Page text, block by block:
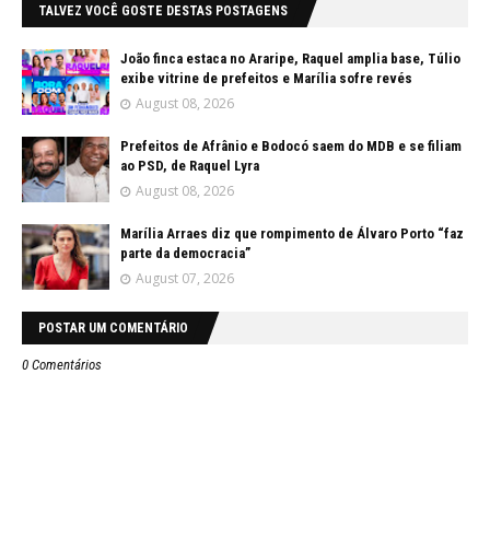
TALVEZ VOCÊ GOSTE DESTAS POSTAGENS
João finca estaca no Araripe, Raquel amplia base, Túlio
exibe vitrine de prefeitos e Marília sofre revés
August 08, 2026
Prefeitos de Afrânio e Bodocó saem do MDB e se filiam
ao PSD, de Raquel Lyra
August 08, 2026
Marília Arraes diz que rompimento de Álvaro Porto “faz
parte da democracia”
August 07, 2026
POSTAR UM COMENTÁRIO
0 Comentários